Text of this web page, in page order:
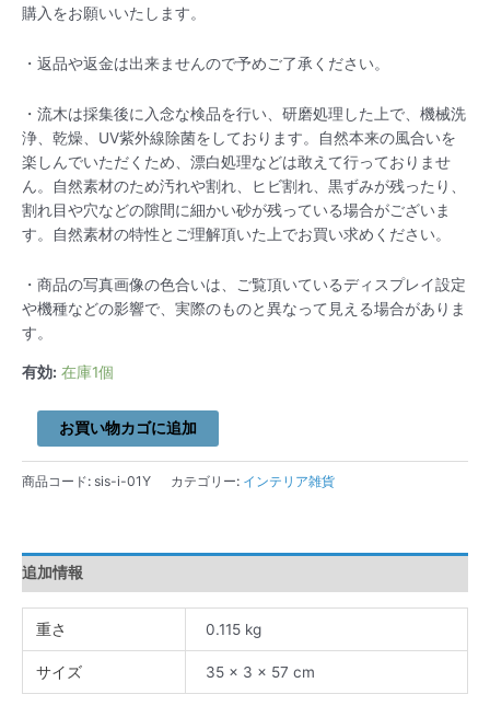
購入をお願いいたします。
・返品や返金は出来ませんので予めご了承ください。
・流木は採集後に入念な検品を行い、研磨処理した上で、機械洗
浄、乾燥、UV紫外線除菌をしております。自然本来の風合いを
楽しんでいただくため、漂白処理などは敢えて行っておりませ
ん。自然素材のため汚れや割れ、ヒビ割れ、黒ずみが残ったり、
割れ目や穴などの隙間に細かい砂が残っている場合がございま
す。自然素材の特性とご理解頂いた上でお買い求めください。
・商品の写真画像の色合いは、ご覧頂いているディスプレイ設定
や機種などの影響で、実際のものと異なって見える場合がありま
す。
有効: 在庫1個
お買い物カゴに追加
商品コード: sis-i-01Y カテゴリー: インテリア雑貨
追加情報
重さ 0.115 kg
サイズ 35 × 3 × 57 cm